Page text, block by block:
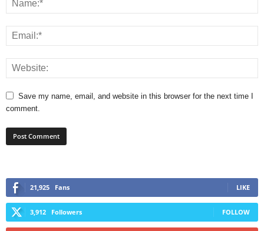
Save my name, email, and website in this browser for the next time I
comment.
21,925 Fans LIKE
3,912 Followers FOLLOW